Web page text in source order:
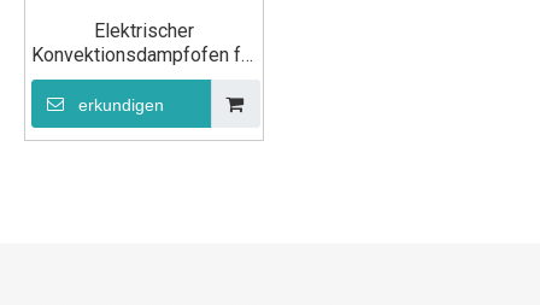
Elektrischer
Konvektionsdampfofen für
gewerbliche Küchen
erkundigen